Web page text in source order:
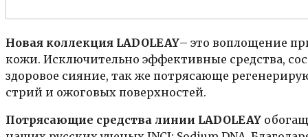
Новая коллекция LADOLEAY– это воплощение
кожи. Исключительно эффективные средства,
здоровое сияние, так же потрясающе
стрий и ожоговых поверхностей.
Потрясающие средства линии LADOLEAY